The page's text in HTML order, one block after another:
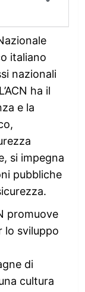
italiano
nazionali
ha il
e la
si impegna
pubbliche
promuove
lo sviluppo
di
cultura